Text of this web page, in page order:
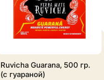
Ruvicha Guarana, 500 гр.
(с гуараной)